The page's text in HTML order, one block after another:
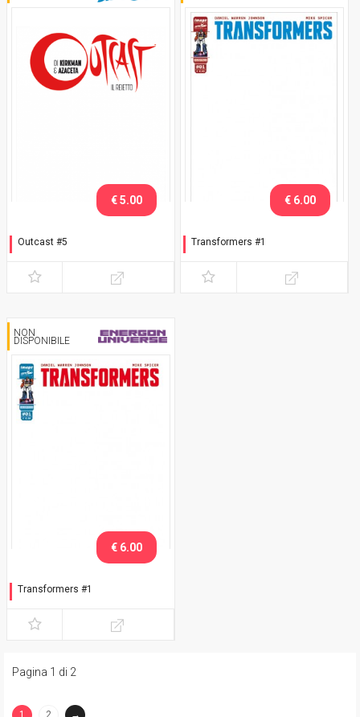
Outcast #5
- variant white cover
€ 5.00
Transformers #1
edition)
€ 6.00
NON
DISPONIBILE
Transformers #1
edition)
€ 6.00
Pagina 1 di 2
1 2 →